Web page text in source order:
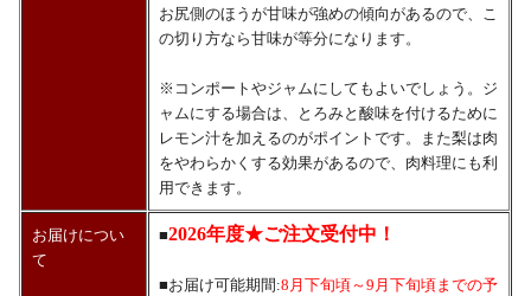
お尻側のほうが甘味が強めの傾向があるので、こ
の切り方なら甘味が等分になります。
※コンポートやジャムにしてもよいでしょう。ジ
ャムにする場合は、とろみと酸味を付けるために
レモン汁を加えるのがポイントです。また梨は肉
をやわらかくする効果があるので、肉料理にも利
用できます。
お届けについ
て
■2026年度★ご注文受付中！
■お届け可能期間:8月下旬頃～9月下旬頃までの予